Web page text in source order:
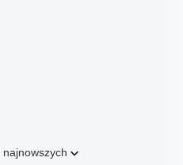
sortujesz według
najnowszych